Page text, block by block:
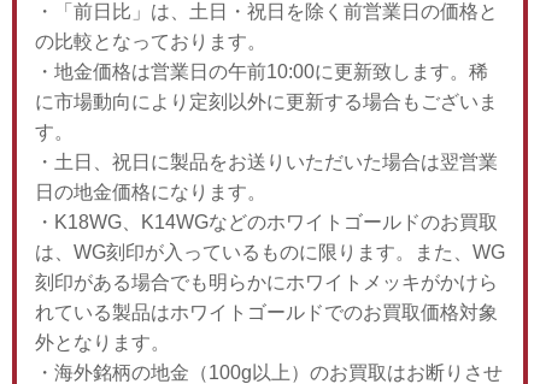
・「前日比」は、土日・祝日を除く前営業日の価格と
の比較となっております。
・地金価格は営業日の午前10:00に更新致します。稀
に市場動向により定刻以外に更新する場合もございま
す。
・土日、祝日に製品をお送りいただいた場合は翌営業
日の地金価格になります。
・K18WG、K14WGなどのホワイトゴールドのお買取
は、WG刻印が入っているものに限ります。また、WG
刻印がある場合でも明らかにホワイトメッキがかけら
れている製品はホワイトゴールドでのお買取価格対象
外となります。
・海外銘柄の地金（100g以上）のお買取はお断りさせ